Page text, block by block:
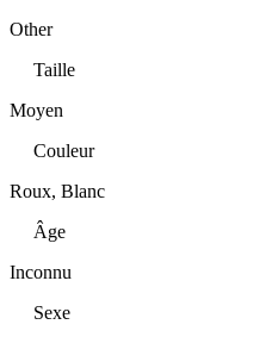
Other
Taille
Moyen
Couleur
Roux, Blanc
Âge
Inconnu
Sexe